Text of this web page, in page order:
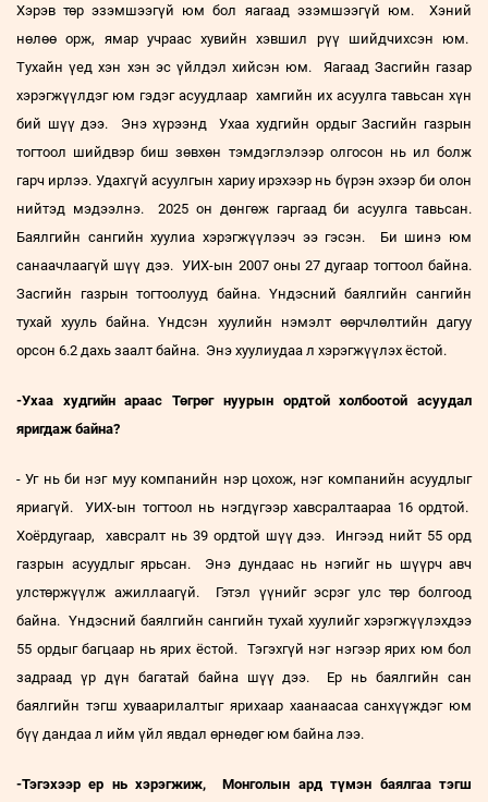
Хэрэв төр эзэмшээгүй юм бол яагаад эзэмшээгүй юм. Хэний
нөлөө орж, ямар учраас хувийн хэвшил рүү шийдчихсэн юм.
Тухайн үед хэн хэн эс үйлдэл хийсэн юм. Яагаад Засгийн газар
хэрэгжүүлдэг юм гэдэг асуудлаар хамгийн их асуулга тавьсан хүн
бий шүү дээ. Энэ хүрээнд Ухаа худгийн ордыг Засгийн газрын
тогтоол шийдвэр биш зөвхөн тэмдэглэлээр олгосон нь ил болж
гарч ирлээ. Удахгүй асуулгын хариу ирэхээр нь бүрэн эхээр би олон
нийтэд мэдээлнэ. 2025 он дөнгөж гаргаад би асуулга тавьсан.
Баялгийн сангийн хуулиа хэрэгжүүлээч ээ гэсэн. Би шинэ юм
санаачлаагүй шүү дээ. УИХ-ын 2007 оны 27 дугаар тогтоол байна.
Засгийн газрын тогтоолууд байна. Үндэсний баялгийн сангийн
тухай хууль байна. Үндсэн хуулийн нэмэлт өөрчлөлтийн дагуу
орсон 6.2 дахь заалт байна. Энэ хуулиудаа л хэрэгжүүлэх ёстой.
-Ухаа худгийн араас Төгрөг нуурын ордтой холбоотой асуудал
яригдаж байна?
- Уг нь би нэг муу компанийн нэр цохож, нэг компанийн асуудлыг
яриагүй. УИХ-ын тогтоол нь нэгдүгээр хавсралтаараа 16 ордтой.
Хоёрдугаар, хавсралт нь 39 ордтой шүү дээ. Ингээд нийт 55 орд
газрын асуудлыг ярьсан. Энэ дундаас нь нэгийг нь шүүрч авч
улстөржүүлж ажиллаагүй. Гэтэл үүнийг эсрэг улс төр болгоод
байна. Үндэсний баялгийн сангийн тухай хуулийг хэрэгжүүлэхдээ
55 ордыг багцаар нь ярих ёстой. Тэгэхгүй нэг нэгээр ярих юм бол
задраад үр дүн багатай байна шүү дээ. Ер нь баялгийн сан
баялгийн тэгш хуваарилалтыг ярихаар хаанаасаа санхүүждэг юм
бүү дандаа л ийм үйл явдал өрнөдөг юм байна лээ.
-Тэгэхээр ер нь хэрэгжиж, Монголын ард түмэн баялгаа тэгш